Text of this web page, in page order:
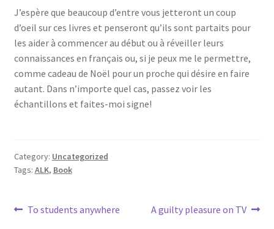
J’espère que beaucoup d’entre vous jetteront un coup
d’oeil sur ces livres et penseront qu’ils sont partaits pour
les aider à commencer au début ou à réveiller leurs
connaissances en français ou, si je peux me le permettre,
comme cadeau de Noël pour un proche qui désire en faire
autant. Dans n’importe quel cas, passez voir les
échantillons et faites-moi signe!
Category: Uncategorized
Tags: ALK, Book
Post
Previous
To students anywhere
Next
A guilty pleasure on TV